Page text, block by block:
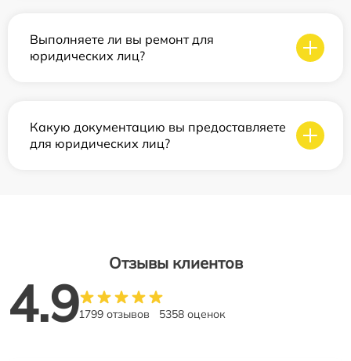
Выполняете ли вы ремонт для
юридических лиц?
Какую документацию вы предоставляете
для юридических лиц?
Отзывы клиентов
4.91799 отзывов 5358 оценок